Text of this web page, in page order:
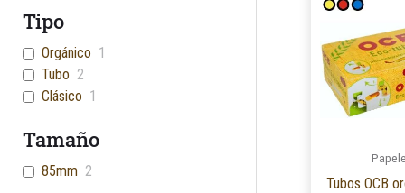
Tipo
Orgánico 1
Tubo 2
Clásico 1
Tamaño
85mm 2
Tubos OCB